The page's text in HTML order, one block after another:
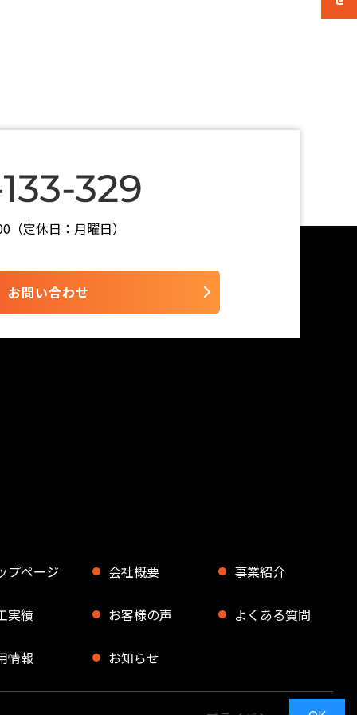
（定休日：月曜日）
お問い合わせ
プページ 会社概要 事業紹介
実績 お客様の声 よくある質問
情報 お知らせ